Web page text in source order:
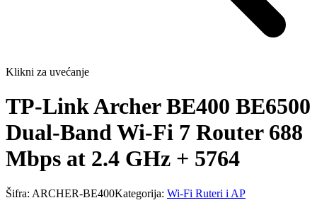
Klikni za uvećanje
TP-Link Archer BE400 BE6500
Dual-Band Wi-Fi 7 Router 688
Mbps at 2.4 GHz + 5764
Šifra: ARCHER-BE400Kategorija: Wi-Fi Ruteri i AP